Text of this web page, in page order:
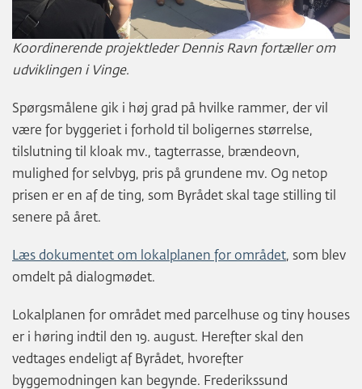
Koordinerende projektleder Dennis Ravn fortæller om
udviklingen i Vinge.
Spørgsmålene gik i høj grad på hvilke rammer, der vil
være for byggeriet i forhold til boligernes størrelse,
tilslutning til kloak mv., tagterrasse, brændeovn,
mulighed for selvbyg, pris på grundene mv. Og netop
prisen er en af de ting, som Byrådet skal tage stilling til
senere på året.
Læs dokumentet om lokalplanen for området, som blev
omdelt på dialogmødet.
Lokalplanen for området med parcelhuse og tiny houses
er i høring indtil den 19. august. Herefter skal den
vedtages endeligt af Byrådet, hvorefter
byggemodningen kan begynde. Frederikssund